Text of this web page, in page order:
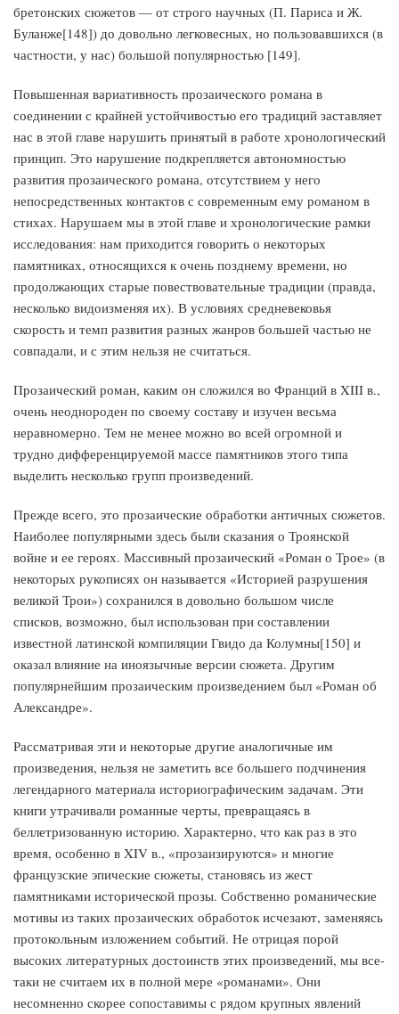
бретонских сюжетов — от строго научных (П. Париса и Ж.
Буланже[148]) до довольно легковесных, но пользовавшихся (в
частности, у нас) большой популярностью [149].
Повышенная вариативность прозаического романа в
соединении с крайней устойчивостью его традиций заставляет
нас в этой главе нарушить принятый в работе хронологический
принцип. Это нарушение подкрепляется автономностью
развития прозаического романа, отсутствием у него
непосредственных контактов с современным ему романом в
стихах. Нарушаем мы в этой главе и хронологические рамки
исследования: нам приходится говорить о некоторых
памятниках, относящихся к очень позднему времени, но
продолжающих старые повествовательные традиции (правда,
несколько видоизменяя их). В условиях средневековья
скорость и темп развития разных жанров большей частью не
совпадали, и с этим нельзя не считаться.
Прозаический роман, каким он сложился во Франций в XIII в.,
очень неоднороден по своему составу и изучен весьма
неравномерно. Тем не менее можно во всей огромной и
трудно дифференцируемой массе памятников этого типа
выделить несколько групп произведений.
Прежде всего, это прозаические обработки античных сюжетов.
Наиболее популярными здесь были сказания о Троянской
войне и ее героях. Массивный прозаический «Роман о Трое» (в
некоторых рукописях он называется «Историей разрушения
великой Трои») сохранился в довольно большом числе
списков, возможно, был использован при составлении
известной латинской компиляции Гвидо да Колумны[150] и
оказал влияние на иноязычные версии сюжета. Другим
популярнейшим прозаическим произведением был «Роман об
Александре».
Рассматривая эти и некоторые другие аналогичные им
произведения, нельзя не заметить все большего подчинения
легендарного материала историографическим задачам. Эти
книги утрачивали романные черты, превращаясь в
беллетризованную историю. Характерно, что как раз в это
время, особенно в XIV в., «прозаизируются» и многие
французские эпические сюжеты, становясь из жест
памятниками исторической прозы. Собственно романические
мотивы из таких прозаических обработок исчезают, заменяясь
протокольным изложением событий. Не отрицая порой
высоких литературных достоинств этих произведений, мы все-
таки не считаем их в полной мере «романами». Они
несомненно скорее сопоставимы с рядом крупных явлений